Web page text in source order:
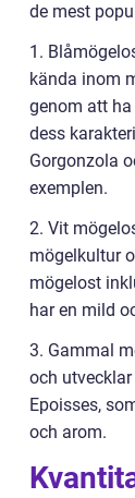
de mest
1.
kända inom
genom att
dess
Gorgonzola
exemplen.
2. Vit
mögelkultur
mögelost
har en mild
3. Gammal
och
Epoisses,
och arom.